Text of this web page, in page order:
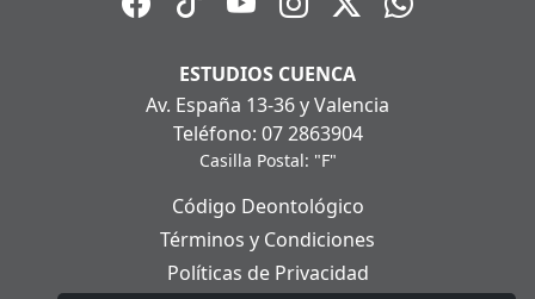
ESTUDIOS CUENCA
Av. España 13-36 y Valencia
Teléfono: 07 2863904
Casilla Postal: "F"
Código Deontológico
Términos y Condiciones
Políticas de Privacidad